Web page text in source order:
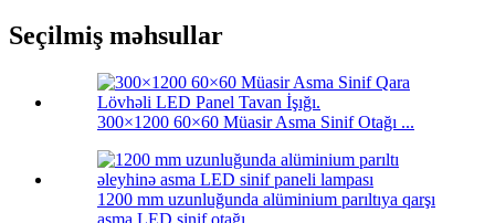
Seçilmiş məhsullar
300×1200 60×60 Müasir Asma Sinif Otağı ...
1200 mm uzunluğunda alüminium parıltıya qarşı
asma LED sinif otağı ...